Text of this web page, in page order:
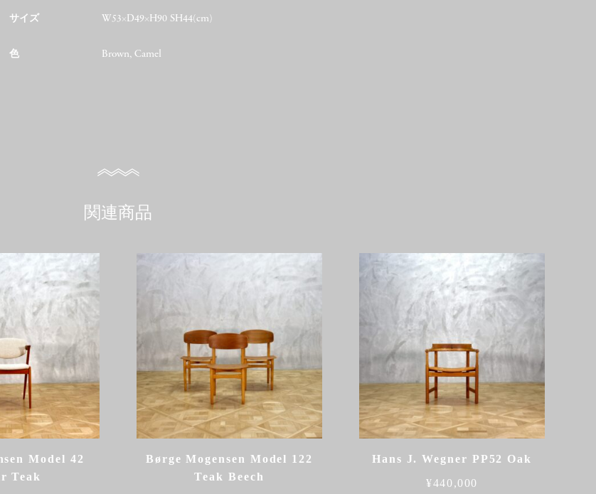
サイズ W53×D49×H90 SH44(cm)
色 Brown, Camel
関連商品
Model 42
Teak
Børge Mogensen Model 122
Teak Beech
Hans J. Wegner PP52 Oak
¥440,000